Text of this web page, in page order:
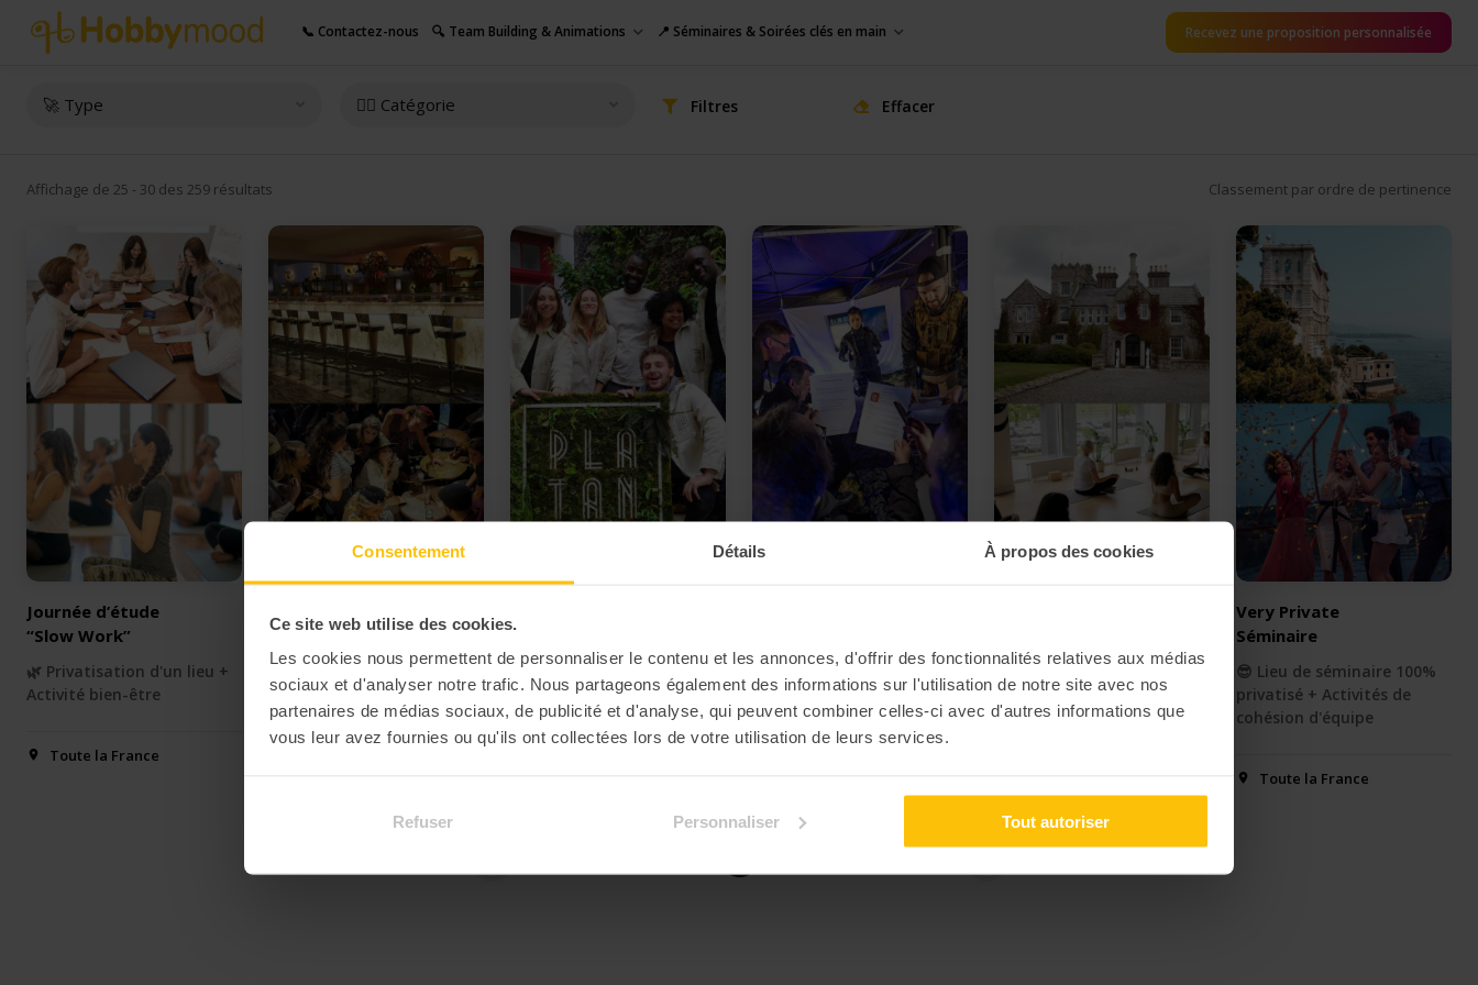
Consentement Détails À propos des cookies
Ce site web utilise des cookies.
Les cookies nous permettent de personnaliser le contenu et les annonces, d'offrir des fonctionnalités relatives aux médias
sociaux et d'analyser notre trafic. Nous partageons également des informations sur l'utilisation de notre site avec nos
partenaires de médias sociaux, de publicité et d'analyse, qui peuvent combiner celles-ci avec d'autres informations que
vous leur avez fournies ou qu'ils ont collectées lors de votre utilisation de leurs services.
Refuser Personnaliser Tout autoriser
📞 Contactez-nous 🔍 Team Building & Animations 📍 Séminaires & Soirées clés en main Recevez une proposition personnalisée
🚀 Type 👇🏻 Catégorie Filtres Effacer
Affichage de 25 - 30 des 259 résultats Classement par ordre de pertinence
Journée d’étude
“Slow Work”
🌿 Privatisation d'un lieu +
Activité bien-être
Toute la France
“ETE 1934”
🔎 Privatisation d'un lieu
atypique + animation
spectacle enquête
végétal
🌳 Végétalisez vos bureaux
en équipe
diplomatique
✨ Vivez une expérience où
cohésion et stratégie
seront vos alliés
💎 Lieu de séminaire 100%
zen + Activités de cohésion
Very Private
Séminaire
😎 Lieu de séminaire 100%
privatisé + Activités de
cohésion d'équipe
Toute la France